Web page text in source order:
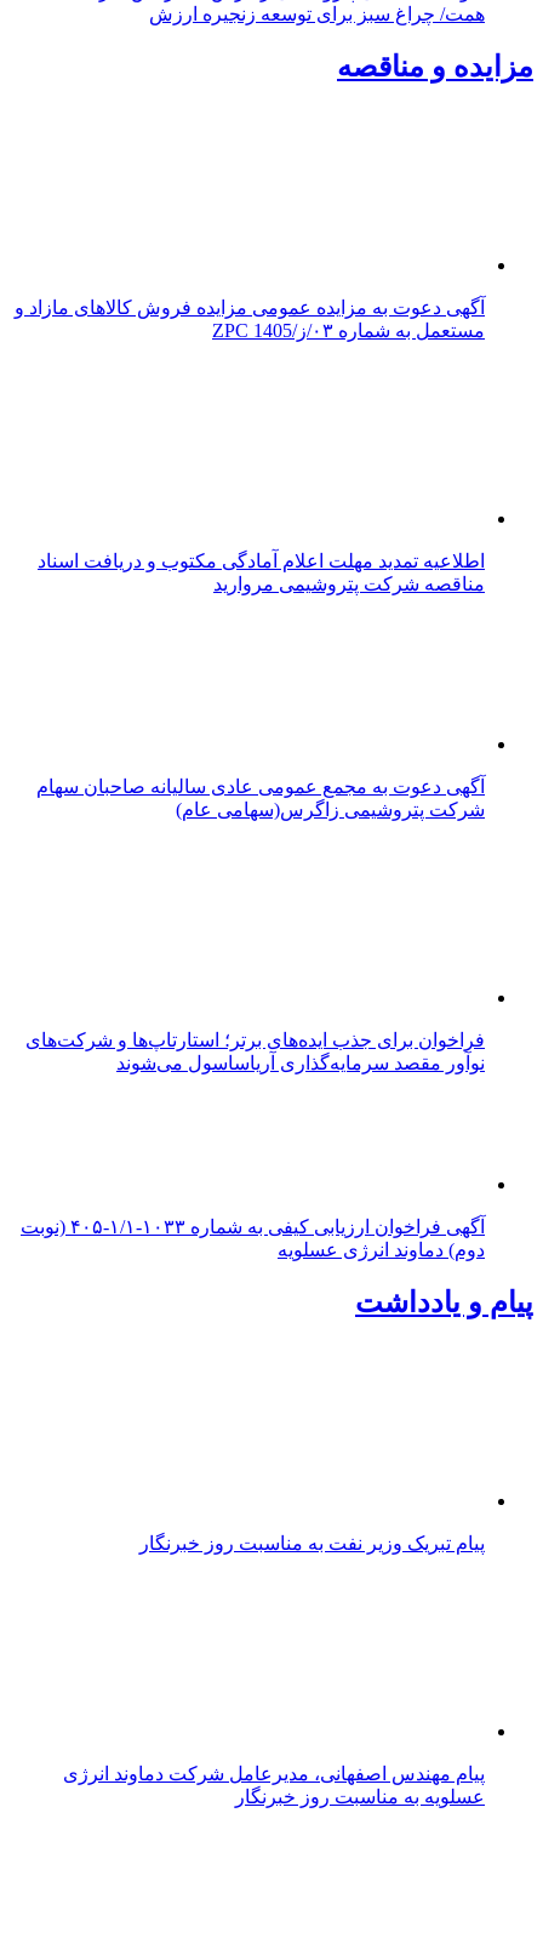
همت/ چراغ سبز برای توسعه زنجیره ارزش
مزایده و مناقصه
آگهی دعوت به مزایده عمومی مزایده فروش کالاهای مازاد و
مستعمل به شماره ۰۳/ز/ZPC 1405
اطلاعیه تمدید مهلت اعلام آمادگی مکتوب و دریافت اسناد
مناقصه شرکت پتروشیمی مروارید
آگهی دعوت به مجمع عمومی عادی سالیانه صاحبان سهام
شرکت پتروشیمی زاگرس(سهامی عام)
فراخوان برای جذب ایده‌های برتر؛ استارتاپ‌ها و شرکت‌های
نوآور مقصد سرما‌یه‌گذاری آریاساسول می‌شوند
آگهی فراخوان ارزیابی کیفی به شماره ۱۰۳۳-۱/۱-۴۰۵ (نوبت
دوم) دماوند انرژی عسلویه
پیام و یادداشت
پیام تبریک وزیر نفت به مناسبت روز خبرنگار
پیام مهندس اصفهانی، مدیرعامل شرکت دماوند انرژی
عسلویه به مناسبت روز خبرنگار